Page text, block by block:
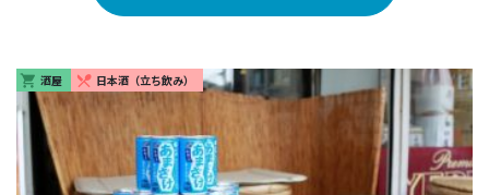
shopping_cart 酒屋 restaurant_menu 日本酒（立ち飲み）